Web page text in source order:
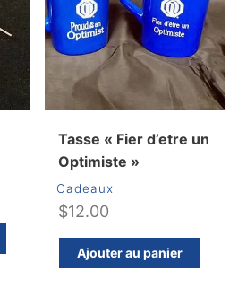
Tasse « Fier d’etre un
Optimiste »
Cadeaux
$12.00
Ajouter au panier